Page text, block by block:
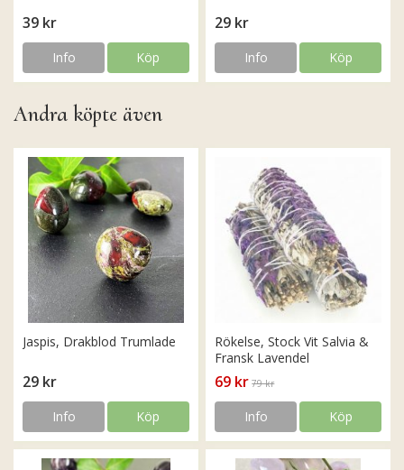
39 kr
Info Köp
29 kr
Info Köp
Andra köpte även
Jaspis, Drakblod Trumlade
29 kr
Info Köp
Rökelse, Stock Vit Salvia &
Fransk Lavendel
69 kr 79 kr
Info Köp